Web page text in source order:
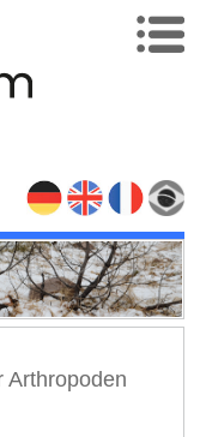
Arthropoden